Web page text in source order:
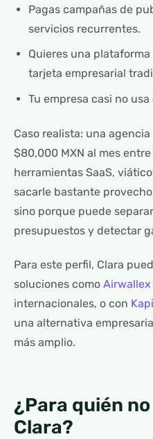
Pagas campañas de
servicios recurrentes.
Quieres una
tarjeta empresarial
Tu empresa casi no
Caso realista: una
$80,000 MXN al mes
herramientas SaaS,
sacarle bastante
sino porque puede
presupuestos y detectar
Para este perfil, Clara
soluciones como Airwallex
internacionales, o con
una alternativa
más amplio.
¿Para quién
Clara?